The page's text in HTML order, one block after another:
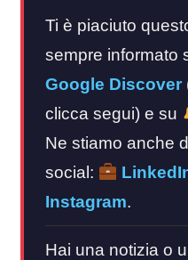
Ti è piaciuto
sempre informato
Google Discover
clicca segui) e su
Ne stiamo anche
social:
Instagram.
Hai una notizia o